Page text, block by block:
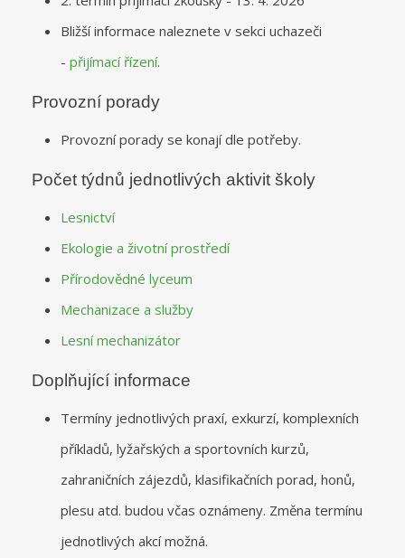
Bližší informace naleznete v sekci uchazeči
- přijímací řízení.
Provozní porady
Provozní porady se konají dle potřeby.
Počet týdnů jednotlivých aktivit školy
Lesnictví
Ekologie a životní prostředí
Přírodovědné lyceum
Mechanizace a služby
Lesní mechanizátor
Doplňující informace
Termíny jednotlivých praxí, exkurzí, komplexních
příkladů, lyžařských a sportovních kurzů,
zahraničních zájezdů, klasifikačních porad, honů,
plesu atd. budou včas oznámeny. Změna termínu
jednotlivých akcí možná.